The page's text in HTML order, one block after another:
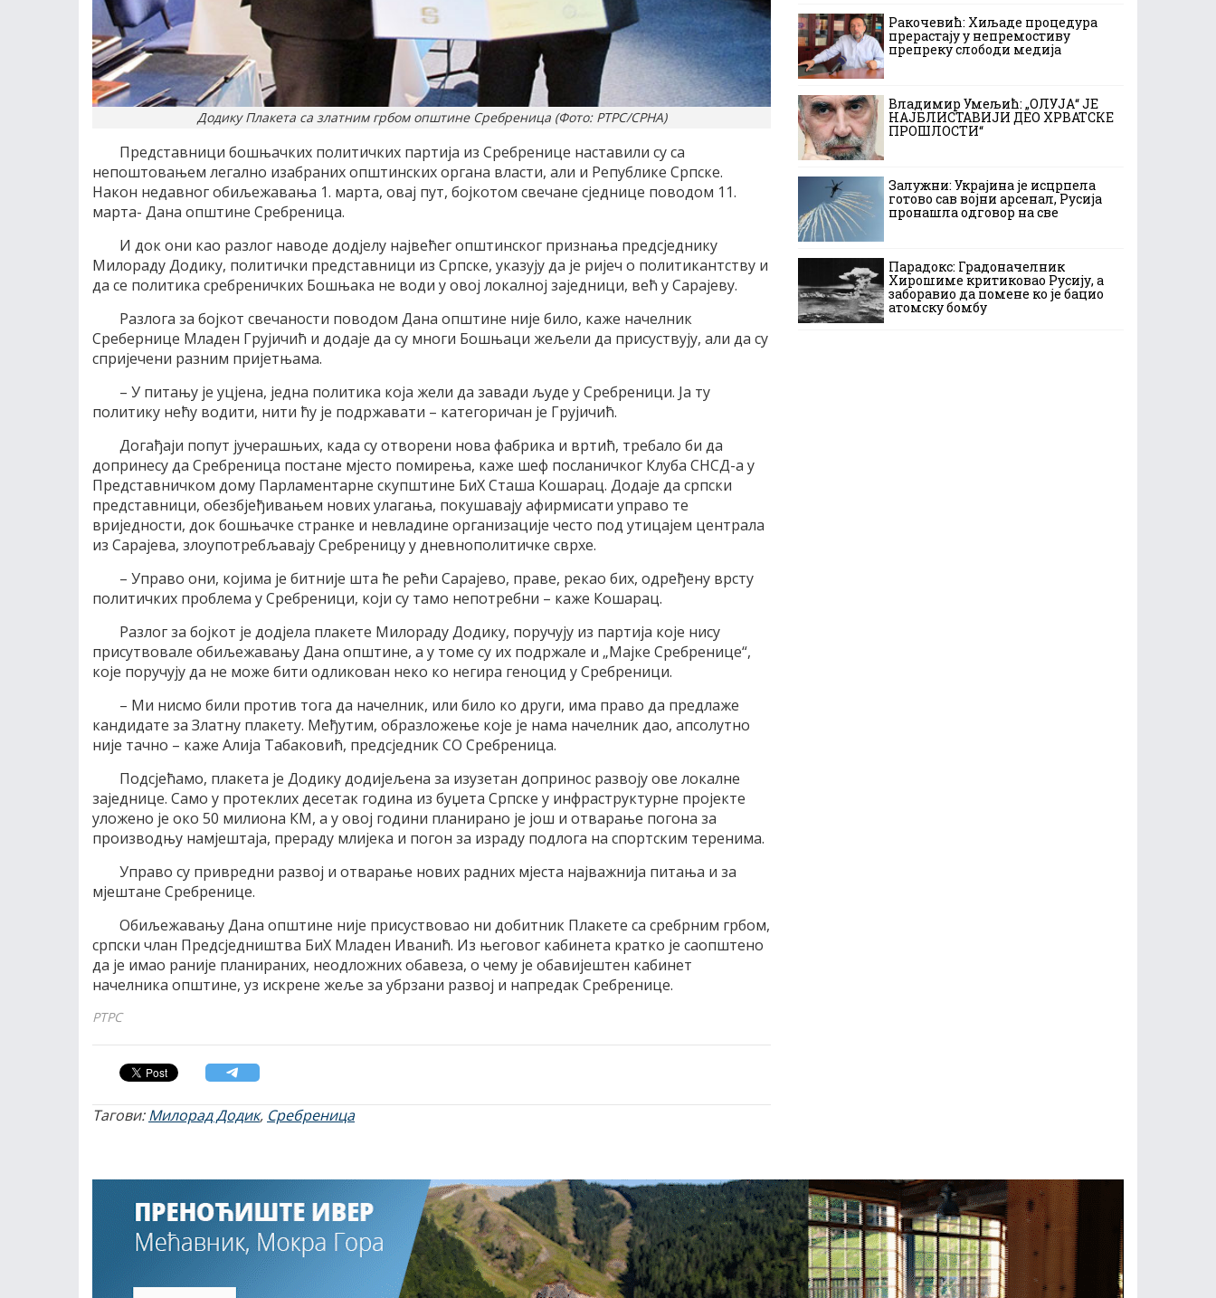
Додику Плакета са златним грбом општине Сребреница (Фото: РТРС/СРНА)
Представници бошњачких политичких партија из Сребренице наставили су са
непоштовањем легално изабраних општинских органа власти, али и Републике Српске.
Након недавног обиљежавања 1. марта, овај пут, бојкотом свечане сједнице поводом 11.
марта- Дана општине Сребреница.
И док они као разлог наводе додјелу највећег општинског признања предсједнику
Милораду Додику, политички представници из Српске, указују да је ријеч о политикантству и
да се политика сребреничких Бошњака не води у овој локалној заједници, већ у Сарајеву.
Разлога за бојкот свечаности поводом Дана општине није било, каже начелник
Сребернице Младен Грујичић и додаје да су многи Бошњаци жељели да присуствују, али да су
спријечени разним пријетњама.
– У питању је уцјена, једна политика која жели да завади људе у Сребреници. Ја ту
политику нећу водити, нити ћу је подржавати – категоричан је Грујичић.
Догађаји попут јучерашњих, када су отворени нова фабрика и вртић, требало би да
допринесу да Сребреница постане мјесто помирења, каже шеф посланичког Клуба СНСД-а у
Представничком дому Парламентарне скупштине БиХ Сташа Кошарац. Додаје да српски
представници, обезбјеђивањем нових улагања, покушавају афирмисати управо те
вриједности, док бошњачке странке и невладине организације често под утицајем централа
из Сарајева, злоупотребљавају Сребреницу у дневнополитичке сврхе.
– Управо они, којима је битније шта ће рећи Сарајево, праве, рекао бих, одређену врсту
политичких проблема у Сребреници, који су тамо непотребни – каже Кошарац.
Разлог за бојкот је додјела плакете Милораду Додику, поручују из партија које нису
присутвовале обиљежавању Дана општине, а у томе су их подржале и „Мајке Сребренице“,
које поручују да не може бити одликован неко ко негира геноцид у Сребреници.
– Ми нисмо били против тога да начелник, или било ко други, има право да предлаже
кандидате за Златну плакету. Међутим, образложење које је нама начелник дао, апсолутно
није тачно – каже Алија Табаковић, предсједник СО Сребреница.
Подсјећамо, плакета је Додику додијељена за изузетан допринос развоју ове локалне
заједнице. Само у протеклих десетак година из буџета Српске у инфраструктурне пројекте
уложено је око 50 милиона КМ, а у овој години планирано је још и отварање погона за
производњу намјештаја, прераду млијека и погон за израду подлога на спортским теренима.
Управо су привредни развој и отварање нових радних мјеста најважнија питања и за
мјештане Сребренице.
Обиљежавању Дана општине није присуствовао ни добитник Плакете са сребрним грбом,
српски члан Предсједништва БиХ Младен Иванић. Из његовог кабинета кратко је саопштено
да је имао раније планираних, неодложних обавеза, о чему је обавијештен кабинет
начелника општине, уз искрене жеље за убрзани развој и напредак Сребренице.
РТРС
Тагови:Милорад Додик, Сребреница
Ракочевић: Хиљаде процедура
прерастају у непремостиву
препреку слободи медија
Владимир Умељић: „ОЛУЈА“ ЈЕ
НАЈБЛИСТАВИЈИ ДЕО ХРВАТСКЕ
ПРОШЛОСТИ“
Залужни: Украјина је исцрпела
готово сав војни арсенал, Русија
пронашла одговор на све
Парадокс: Градоначелник
Хирошиме критиковао Русију, а
заборавио да помене ко је бацио
атомску бомбу